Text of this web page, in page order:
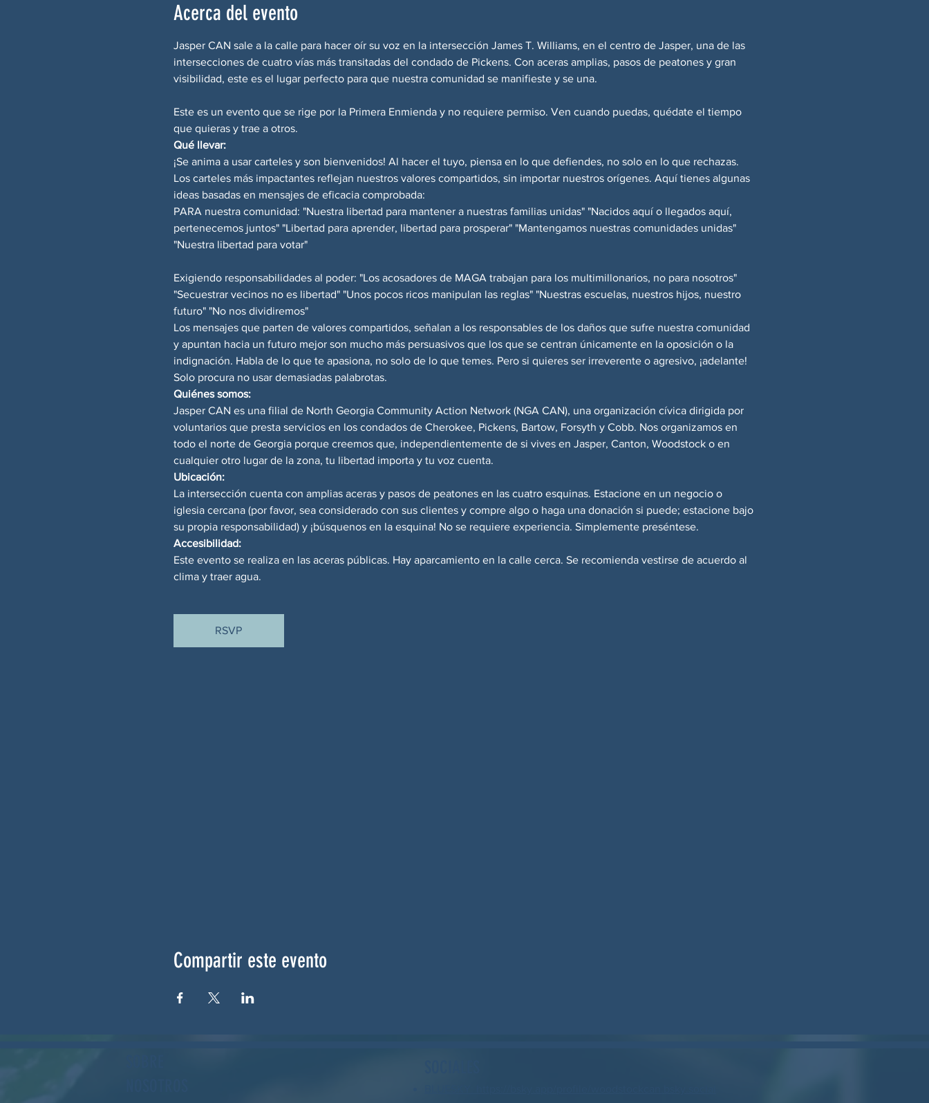
Acerca del evento
Jasper CAN sale a la calle para hacer oír su voz en la intersección James T. Williams, en el centro de Jasper, una de las
intersecciones de cuatro vías más transitadas del condado de Pickens. Con aceras amplias, pasos de peatones y gran
visibilidad, este es el lugar perfecto para que nuestra comunidad se manifieste y se una.
Este es un evento que se rige por la Primera Enmienda y no requiere permiso. Ven cuando puedas, quédate el tiempo
que quieras y trae a otros.
Qué llevar:
¡Se anima a usar carteles y son bienvenidos! Al hacer el tuyo, piensa en lo que defiendes, no solo en lo que rechazas.
Los carteles más impactantes reflejan nuestros valores compartidos, sin importar nuestros orígenes. Aquí tienes algunas
ideas basadas en mensajes de eficacia comprobada:
PARA nuestra comunidad: "Nuestra libertad para mantener a nuestras familias unidas" "Nacidos aquí o llegados aquí,
pertenecemos juntos" "Libertad para aprender, libertad para prosperar" "Mantengamos nuestras comunidades unidas"
"Nuestra libertad para votar"
Exigiendo responsabilidades al poder: "Los acosadores de MAGA trabajan para los multimillonarios, no para nosotros"
"Secuestrar vecinos no es libertad" "Unos pocos ricos manipulan las reglas" "Nuestras escuelas, nuestros hijos, nuestro
futuro" "No nos dividiremos"
Los mensajes que parten de valores compartidos, señalan a los responsables de los daños que sufre nuestra comunidad
y apuntan hacia un futuro mejor son mucho más persuasivos que los que se centran únicamente en la oposición o la
indignación. Habla de lo que te apasiona, no solo de lo que temes. Pero si quieres ser irreverente o agresivo, ¡adelante!
Solo procura no usar demasiadas palabrotas.
Quiénes somos:
Jasper CAN es una filial de North Georgia Community Action Network (NGA CAN), una organización cívica dirigida por
voluntarios que presta servicios en los condados de Cherokee, Pickens, Bartow, Forsyth y Cobb. Nos organizamos en
todo el norte de Georgia porque creemos que, independientemente de si vives en Jasper, Canton, Woodstock o en
cualquier otro lugar de la zona, tu libertad importa y tu voz cuenta.
Ubicación:
La intersección cuenta con amplias aceras y pasos de peatones en las cuatro esquinas. Estacione en un negocio o
iglesia cercana (por favor, sea considerado con sus clientes y compre algo o haga una donación si puede; estacione bajo
su propia responsabilidad) y ¡búsquenos en la esquina! No se requiere experiencia. Simplemente preséntese.
Accesibilidad:
Este evento se realiza en las aceras públicas. Hay aparcamiento en la calle cerca. Se recomienda vestirse de acuerdo al
clima y traer agua.
RSVP
Compartir este evento